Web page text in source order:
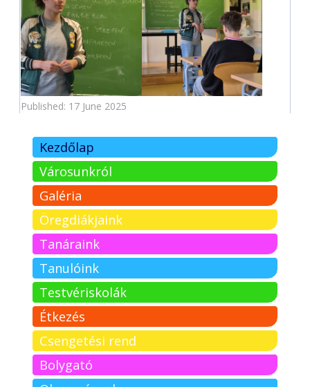
Published: 17 June 2025
Kezdőlap
Városunkról
Galéria
Öregdiákjaink
Tanáraink
Tanulóink
Testvériskolák
Étkezés
Csengetési rend
Bolygató